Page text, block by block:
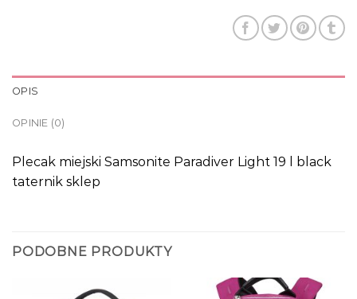
OPIS
OPINIE (0)
Plecak miejski Samsonite Paradiver Light 19 l black
taternik sklep
PODOBNE PRODUKTY